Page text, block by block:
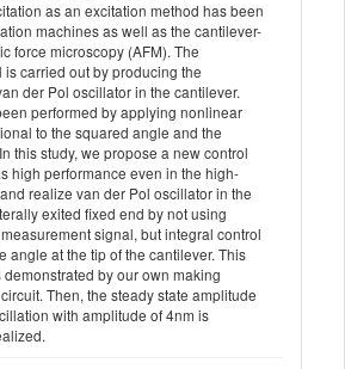
as an excitation method has been
machines as well as the cantilever-
force microscopy (AFM). The
carried out by producing the
der Pol oscillator in the cantilever.
performed by applying nonlinear
to the squared angle and the
this study, we propose a new control
high performance even in the high-
realize van der Pol oscillator in the
exited fixed end by not using
signal, but integral control
angle at the tip of the cantilever. This
by our own making
Then, the steady state amplitude
with amplitude of 4nm is